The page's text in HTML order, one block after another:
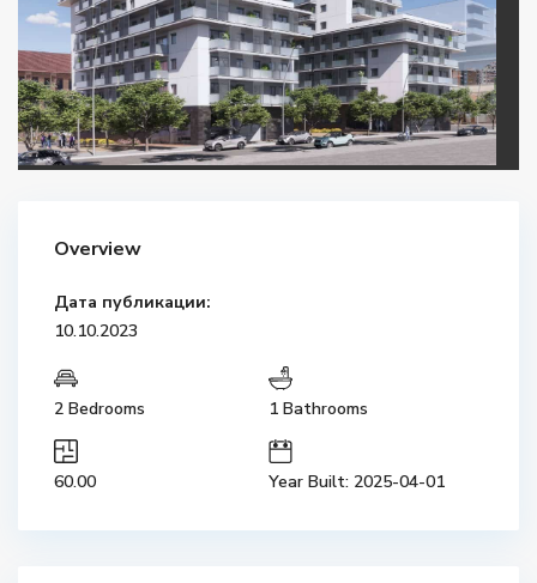
Overview
Дата публикации:
10.10.2023
2 Bedrooms 1 Bathrooms
60.00 Year Built: 2025-04-01